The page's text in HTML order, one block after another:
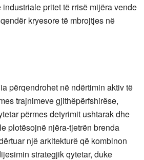
pritet të rrisë mijëra vende
kryesore të mbrojtjes në
përqendrohet në ndërtimin aktiv të
trajnimeve gjithëpërfshirëse,
përmes detyrimit ushtarak dhe
plotësojnë njëra-tjetrën brenda
një arkitekturë që kombinon
strategjik qytetar, duke